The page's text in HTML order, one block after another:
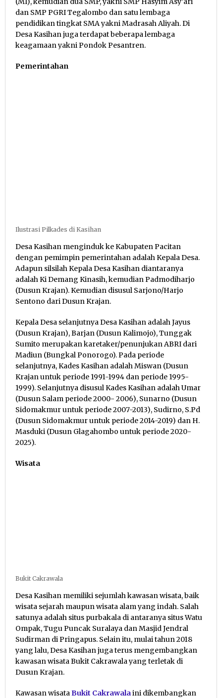
dan SMP PGRI Tegalombo dan satu lembaga
pendidikan tingkat SMA yakni Madrasah Aliyah. Di
Desa Kasihan juga terdapat beberapa lembaga
keagamaan yakni Pondok Pesantren.
Pemerintahan
Ilustrasi Pilkades di Kasihan
Desa Kasihan menginduk ke Kabupaten Pacitan
dengan pemimpin pemerintahan adalah Kepala Desa.
Adapun silsilah Kepala Desa Kasihan diantaranya
adalah Ki Demang Kinasih, kemudian Padmodiharjo
(Dusun Krajan). Kemudian disusul Sarjono/Harjo
Sentono dari Dusun Krajan.
Kepala Desa selanjutnya Desa Kasihan adalah Jayus
(Dusun Krajan), Barjan (Dusun Kalimojo), Tunggak
Sumito merupakan karetaker/penunjukan ABRI dari
Madiun (Bungkal Ponorogo). Pada periode
selanjutnya, Kades Kasihan adalah Miswan (Dusun
Krajan untuk periode 1991-1994 dan periode 1995-
1999). Selanjutnya disusul Kades Kasihan adalah Umar
(Dusun Salam periode 2000- 2006), Sunarno (Dusun
Sidomakmur untuk periode 2007-2013), Sudirno, S.Pd
(Dusun Sidomakmur untuk periode 2014-2019) dan H.
Masduki (Dusun Glagahombo untuk periode 2020-
2025).
Wisata
Bukit Cakrawala
Desa Kasihan memiliki sejumlah kawasan wisata, baik
wisata sejarah maupun wisata alam yang indah. Salah
satunya adalah situs purbakala di antaranya situs Watu
Ompak, Tugu Puncak Suralaya dan Masjid Jendral
Sudirman di Pringapus. Selain itu, mulai tahun 2018
yang lalu, Desa Kasihan juga terus mengembangkan
kawasan wisata Bukit Cakrawala yang terletak di
Dusun Krajan.
Kawasan wisataBukit Cakrawalaini dikembangkan